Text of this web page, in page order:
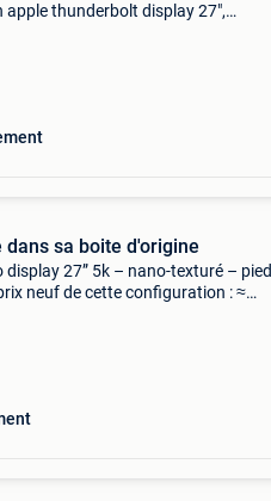
apple thunderbolt display 27",
dans sa boite d'origine
display 27” 5k – nano-texturé – pied
neuf de cette configuration : ≈